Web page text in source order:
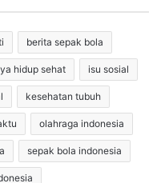
berita sepak bola
hidup sehat isu sosial
kesehatan tubuh
olahraga indonesia
sepak bola indonesia